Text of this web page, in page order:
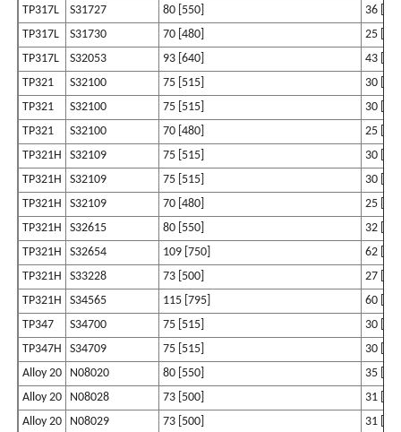
TP317L
S31727 80 [550]
36
TP317L
S31730 70 [480]
25
TP317L
S32053 93 [640]
43
TP321
S32100 75 [515]
30
TP321
S32100 75 [515]
30
TP321
S32100 70 [480]
25
TP321H
S32109 75 [515]
30
TP321H
S32109 75 [515]
30
TP321H
S32109 70 [480]
25
TP321H
S32615 80 [550]
32
TP321H
S32654 109 [750]
62
TP321H
S33228 73 [500]
27
TP321H
S34565 115 [795]
60
TP347
S34700 75 [515]
30
TP347H
S34709 75 [515]
30
Alloy 20
N08020 80 [550]
35
Alloy 20
N08028 73 [500]
31
Alloy 20
N08029 73 [500]
31